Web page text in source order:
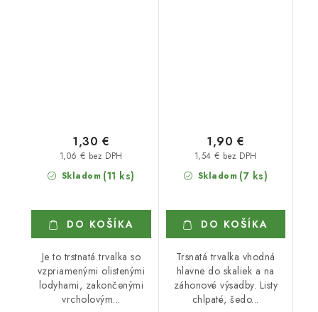
Skladom (11 ks)
1,06 € bez DPH
1,30 €
DO KOŠÍKA
Je to trstnatá trvalka so
vzpriamenými olistenými
lodyhami, zakončenými
vrcholovým...
Skladom (7 ks)
1,54 € bez DPH
1,90 €
DO KOŠÍKA
Trsnatá trvalka vhodná
hlavne do skaliek a na
záhonové výsadby. Listy
chlpaté, šedo...